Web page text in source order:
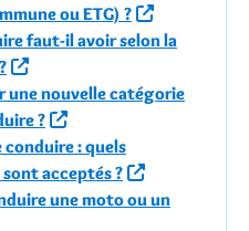
ou ETG) ?
faut-il avoir selon la
une nouvelle catégorie
?
conduire : quels
acceptés ?
une moto ou un